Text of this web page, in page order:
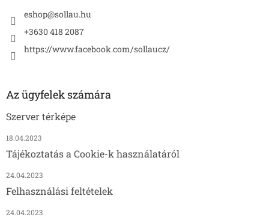
eshop@sollau.hu
+3630 418 2087
https://www.facebook.com/sollaucz/
Az ügyfelek számára
Szerver térképe
18.04.2023
Tájékoztatás a Cookie-k használatáról
24.04.2023
Felhasználási feltételek
24.04.2023